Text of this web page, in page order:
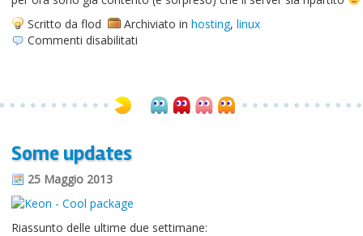
Scritto da flod
Archiviato in hosting, linux
Commenti disabilitati
Some updates
25 Maggio 2013
Riassunto delle ultime due settimane: